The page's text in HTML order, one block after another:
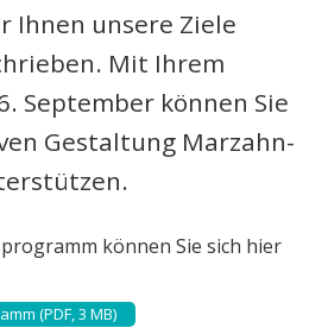
Ihnen unsere Ziele
Mit Ihrem
September können Sie
Gestaltung Marzahn-
können Sie sich hier
(PDF, 3 MB)